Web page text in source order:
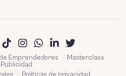
Emprendedores
Masterclass
Publicidad